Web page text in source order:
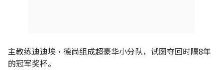
主教练迪迪埃•德尚组成超豪华小分队，试图夺回时隔8年
的冠军奖杯。